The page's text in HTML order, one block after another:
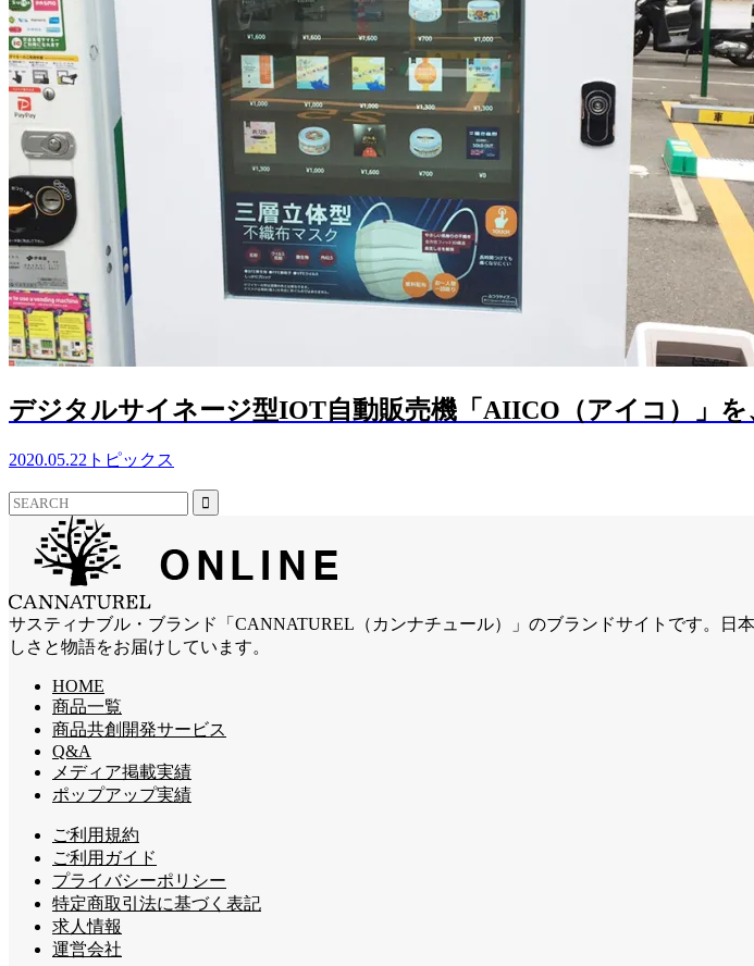
デジタルサイネージ型IOT自動販売機「AIICO（アイコ）」を
2020.05.22 トピックス
サスティナブル・ブランド「CANNATUREL（カンナチュール）」のブランドサイトです。
しさと物語をお届けしています。
HOME
商品一覧
商品共創開発サービス
Q&A
メディア掲載実績
ポップアップ実績
ご利用規約
ご利用ガイド
プライバシーポリシー
特定商取引法に基づく表記
求人情報
運営会社